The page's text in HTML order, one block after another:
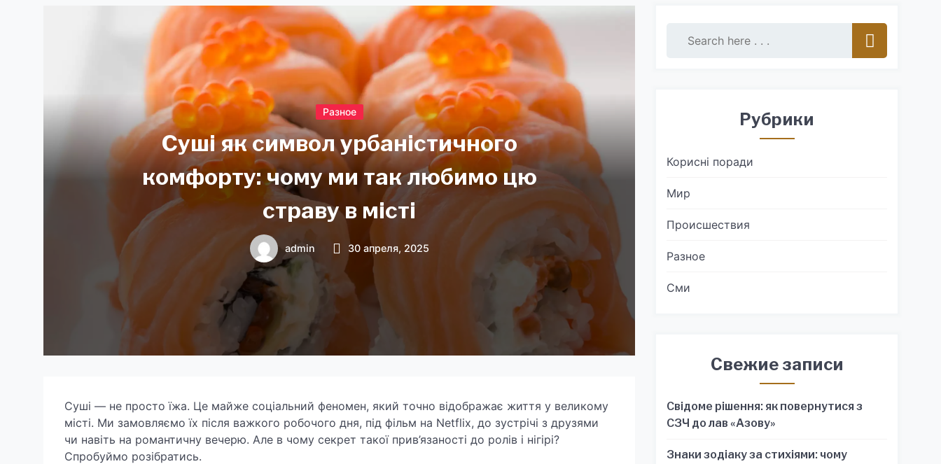
Разное
Суші як символ урбаністичного
комфорту: чому ми так любимо цю
страву в місті
admin 30 апреля, 2025
Суші — не просто їжа. Це майже соціальний феномен, який точно відображає життя у великому
місті. Ми замовляємо їх після важкого робочого дня, під фільм на Netflix, до зустрічі з друзями
чи навіть на романтичну вечерю. Але в чому секрет такої прив’язаності до ролів і нігірі?
Спробуймо розібратись.
Рубрики
Корисні поради
Мир
Происшествия
Разное
Сми
Свежие записи
Свідоме рішення: як повернутися з
СЗЧ до лав «Азову»
Знаки зодіаку за стихіями: чому